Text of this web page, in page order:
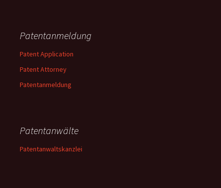
Patentanmeldung
Patent Application
Patent Attorney
Patentanmeldung
Patentanwälte
Patentanwaltskanzlei